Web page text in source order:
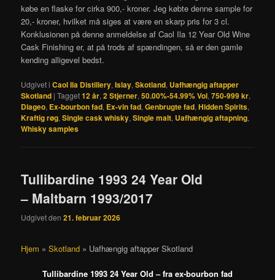
købe en flaske for cirka 900,- kroner. Jeg købte denne sample for
20,- kroner, hvilket må siges at være en skarp pris for 3 cl.
Konklusionen på denne anmeldelse af Caol Ila 12 Year Old Wine
Cask Finishing er, at på trods af spændingen, så er den gamle
kending alligevel bedst.
Udgivet i Caol Ila Distillery,Islay,Skotland, Uafhængig aftapper
Skotland |Tagget12 år,2 Stjerner,50.00%-54.99% Vol,750-999 kr,
Diageo, Ex-bourbon fad, Ex-vin fad,Genbrugte fad,Hidden Spirits,
Kraftig røg,Single cask whisky,Single malt, Uafhængig aftapning,
Whisky samples
Tullibardine 1993 24 Year Old
– Maltbarn 1993/2017
Udgivet den21. februar 2026
Hjem »Skotland » Uafhængig aftapper Skotland
Tullibardine 1993 24 Year Old – fra ex-bourbon fad